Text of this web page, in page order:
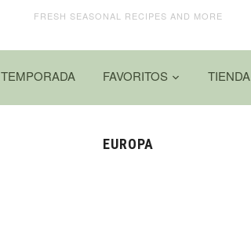
FRESH SEASONAL RECIPES AND MORE
TEMPORADA FAVORITOS TIENDA
EUROPA